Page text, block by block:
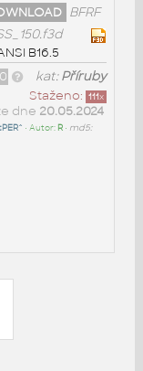
BFRF
B16.5
kat:Příruby
Staženo: 111x
dne 20.05.2024
• Autor: R• md5: